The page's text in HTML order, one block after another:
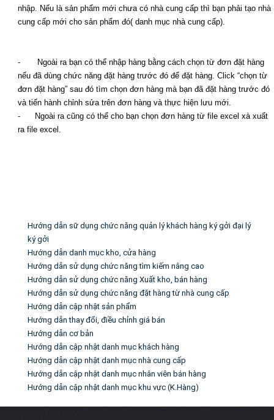
nhập. Nếu là sản phẩm mới chưa có nhà cung cấp thì bạn phải tạo nhà
cung cấp mới cho sản phẩm đó( danh mục nhà cung cấp).
- Ngoài ra bạn có thể nhập hàng bằng cách chọn từ đơn đặt hàng
nếu đã dùng chức năng đặt hàng trước đó để đặt hàng. Click “chọn từ
đơn đặt hàng” sau đó tìm chọn đơn hàng mà bạn đã đặt hàng trước đó
và tiến hành chỉnh sửa trên đơn hàng và thực hiện lưu mới.
- Ngoài ra cũng có thể cho bạn chọn đơn hàng từ file excel xà xuất
ra file excel.
Hướng dẫn sữ dụng chức năng quản lý khách hàng ký gởi đại lý
ký gởi
Hướng dẫn danh mục kho, cửa hàng
Hướng dẫn sử dụng chức năng tìm kiếm nâng cao
Hướng dẫn sử dụng chức năng Xuất kho, bán hàng
Hướng dẫn sử dụng chức năng đặt hàng từ nhà cung cấp
Hướng dẫn cập nhật sản phẩm
Hướng dẫn thay đổi, điều chỉnh giá bán
Hướng dẫn cơ bản
Hướng dẫn cập nhật danh mục khách hàng
Hướng dẫn cập nhật danh mục nhà cung cấp
Hướng dẫn cập nhật danh mục nhân viên bán hàng
Hướng dẫn cập nhật danh mục khu vực (K.Hàng)